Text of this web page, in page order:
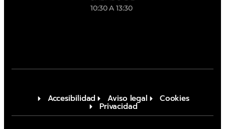
10:30 A 13:30
Accesibilidad Aviso legal Cookies
Privacidad